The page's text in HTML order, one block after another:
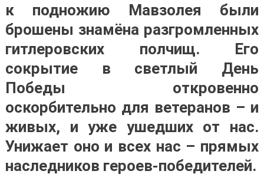
к подножию Мавзолея были
брошены знамёна разгромленных
гитлеровских полчищ. Его
сокрытие в светлый День
Победы откровенно
оскорбительно для ветеранов – и
живых, и уже ушедших от нас.
Унижает оно и всех нас – прямых
наследников героев-победителей.